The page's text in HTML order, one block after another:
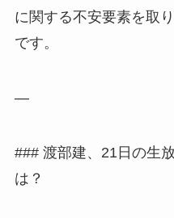
に関する不安要素を取
です。
—
### 渡部建、21日の生
は？